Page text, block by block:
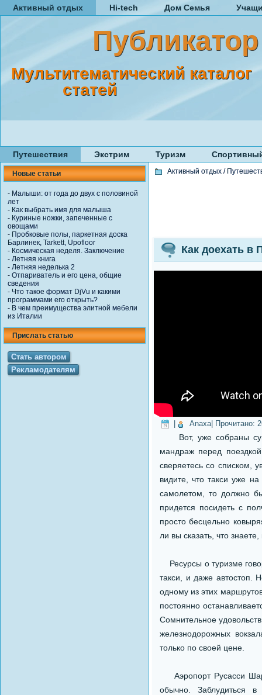
Активный отдых Hi-tech Дом Семья
Публикатор
Мультитематический каталог
статей
Путешествия Экстрим Туризм
Новые статьи
- Малыши: от года до двух с половиной
лет
- Как выбрать имя для малыша
- Куриные ножки, запеченные с
овощами
- Пробковые полы, паркетная доска
Барлинек, Tarkett, Upofloor
- Космическая неделя. Заключение
- Летняя книга
- Летняя неделька 2
- Отпариватель и его цена, общие
сведения
- Что такое формат DjVu и какими
программами его открыть?
- В чем преимущества элитной мебели
из Италии
Прислать статью
Стать автором
Рекламодателям
Активный отдых /
Как доехать в
Anaxa| Прочитано:
Вот, уже собраны
мандраж перед
сверяетесь со списком,
видите, что такси уже
самолетом, то должно
придется посидеть с
просто бесцельно
ли вы сказать, что
Ресурсы о туризме
такси, и даже автостоп.
одному из этих
постоянно
Сомнительное
железнодорожных
только по своей цене.
Аэропорт Русасси
обычно. Заблудиться